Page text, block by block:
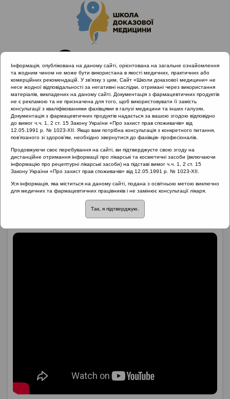
Головна
Матеріали за МКХ-11
10 Хвороби вуха та соскоподібного відростка
Комплексна реабілітація дітей з втратою слуху
Комплексна
реабілітація дітей з
втратою слуху
Інформація, опублікована на даному сайті, орієнтована на загальне ознайомлення
та жодним чином не може бути використана в якості медичних, практичних або
комерційних рекомендацій. У зв’язку з цим, Сайт «Школи доказової медицини» не
несе жодної відповідальності за негативні наслідки, отримані через використання
матеріалів, викладених на даному сайті. Документація з фармацевтичних продуктів
не є рекламою та не призначена для того, щоб використовувати її замість
консультації з кваліфікованими фахівцями в галузі медицини та інших галузях.
Документація з фармацевтичних продуктів надається за вашою згодою відповідно
до вимог ч.ч. 1, 2 ст. 15 Закону України «Про захист прав споживачів» від
12.05.1991 р. № 1023-XII. Якщо вам потрібна консультація з конкретного питання,
пов’язаного зі здоров’ям, необхідно звернутися до фахівців- професіоналів.
Продовжуючи своє перебування на сайті, ви підтверджуєте свою згоду на
дистанційне отримання інформації про лікарські та косметичні засоби (включаючи
інформацію про рецептурні лікарські засоби) на підставі вимог ч.ч. 1, 2 ст. 15
Закону України «Про захист прав споживачів» від 12.05.1991 р. № 1023-XII.
Уся інформація, яка міститься на даному сайті, подана з освітньою метою виключно
для медичних та фармацевтичних працівників і не замінює консультації лікаря.
Так, я підтверджую.